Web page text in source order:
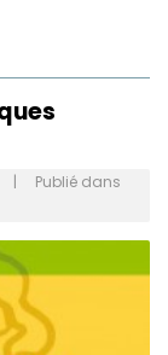
| Publié dans